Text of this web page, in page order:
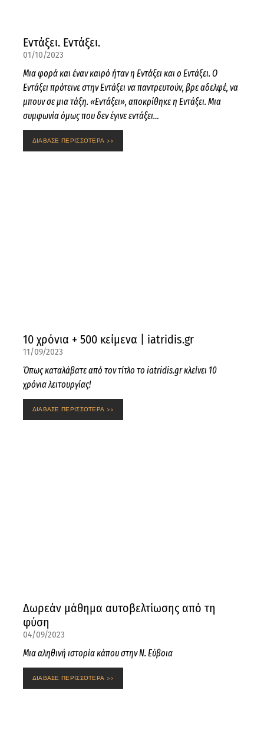
Εντάξει. Εντάξει.
01/10/2023
Μια φορά και έναν καιρό ήταν η Εντάξει και ο Εντάξει. Ο
Εντάξει πρότεινε στην Εντάξει να παντρευτούν, βρε αδελφέ, να
μπουν σε μια τάξη. «Εντάξει», αποκρίθηκε η Εντάξει. Μια
συμφωνία όμως που δεν έγινε εντάξει…
ΔΙΑΒΑΣΕ ΠΕΡΙΣΣΟΤΕΡΑ >>
10 χρόνια + 500 κείμενα | iatridis.gr
11/09/2023
Όπως καταλάβατε από τον τίτλο το iatridis.gr κλείνει 10
χρόνια λειτουργίας!
ΔΙΑΒΑΣΕ ΠΕΡΙΣΣΟΤΕΡΑ >>
Δωρεάν μάθημα αυτοβελτίωσης από τη
φύση
04/09/2023
Μια αληθινή ιστορία κάπου στην Ν. Εύβοια
ΔΙΑΒΑΣΕ ΠΕΡΙΣΣΟΤΕΡΑ >>